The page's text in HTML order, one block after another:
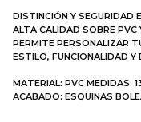
DISTINCIÓN Y SEGURIDAD
ALTA CALIDAD SOBRE PVC
PERMITE PERSONALIZAR
ESTILO, FUNCIONALIDAD
MATERIAL: PVC MEDIDAS:
ACABADO: ESQUINAS